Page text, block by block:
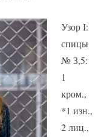
Узор I:
спицы
№ З,5:
1
кром.,
*1 изн.,
2 лиц.,